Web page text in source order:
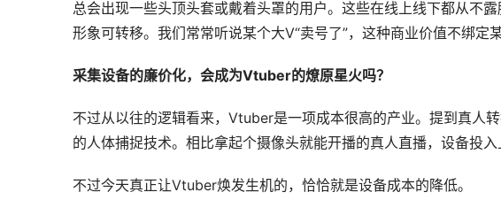
总会出现一些头顶头套或戴着头罩的用户。这些在线上线下都从不
形象可转移。我们常常听说某个大V“卖号了”，这种商业价值不绑定
采集设备的廉价化，会成为Vtuber的燎原星火吗？
不过从以往的逻辑看来，Vtuber是一项成本很高的产业。提到真人
的人体捕捉技术。相比拿起个摄像头就能开播的真人直播，设备投入
不过今天真正让Vtuber焕发生机的，恰恰就是设备成本的降低。